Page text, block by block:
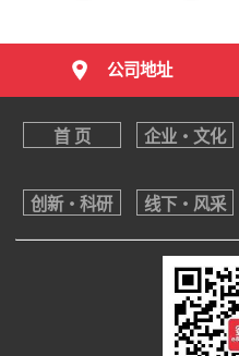
公司地址
首 页 企业・文化
创新・科研 线下・风采